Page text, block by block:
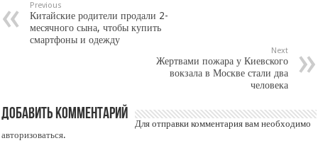
Previous
Китайские родители продали 2-
месячного сына, чтобы купить
смартфоны и одежду
Next
Жертвами пожара у Киевского
вокзала в Москве стали два
человека
Добавить комментарий
Для отправки комментария вам необходимо
авторизоваться.